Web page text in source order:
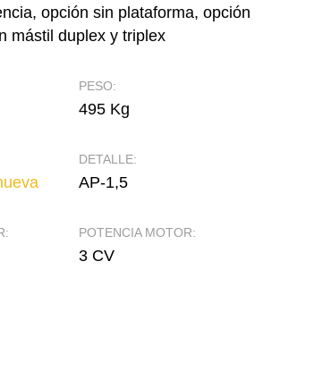
opción sin plataforma, opción
mástil duplex y triplex
PESO:
495 Kg
DETALLE:
AP-1,5
POTENCIA MOTOR:
3 CV